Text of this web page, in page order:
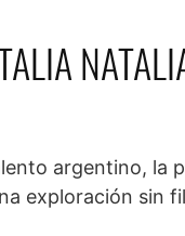
argentino, la
exploración sin